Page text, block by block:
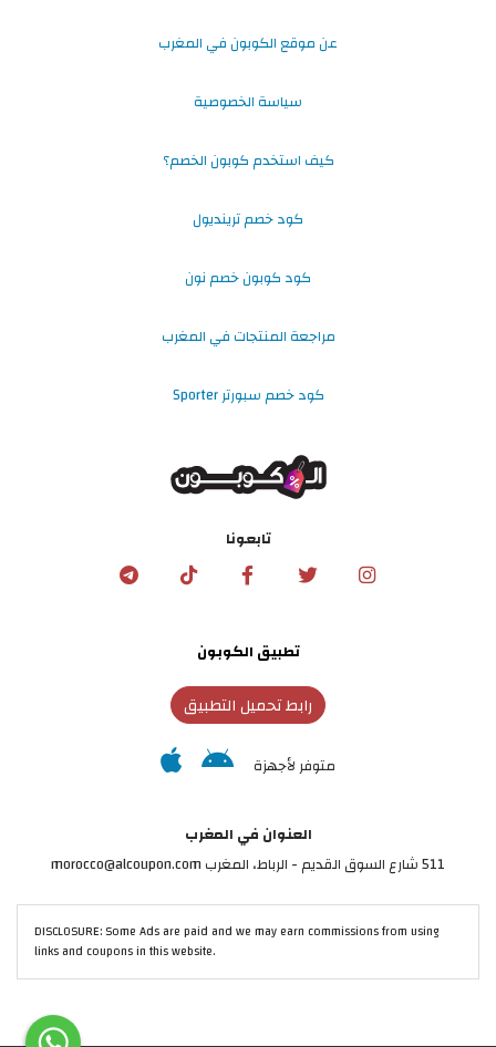
عن موقع الكوبون في المغرب
سياسة الخصوصية
كيف استخدم كوبون الخصم؟
كود خصم ترينديول
كود كوبون خصم نون
مراجعة المنتجات في المغرب
كود خصم سبورتر Sporter
تابعونا
تطبيق الكوبون
رابط تحميل التطبيق
متوفر لأجهزة
العنوان في المغرب
511 شارع السوق القديم - الرباط، المغرب morocco@alcoupon.com
DISCLOSURE: Some Ads are paid and we may earn commissions from using
links and coupons in this website.